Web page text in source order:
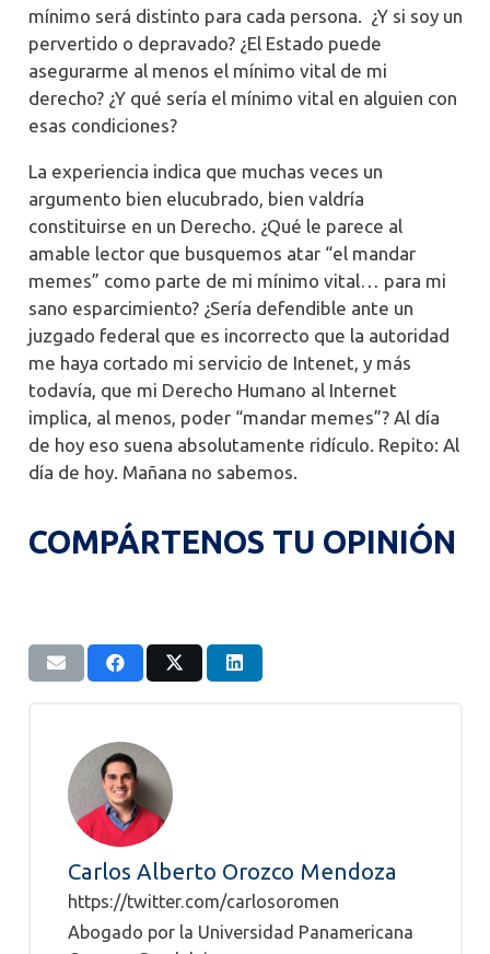
mínimo será distinto para cada persona. ¿Y si soy un
pervertido o depravado? ¿El Estado puede
asegurarme al menos el mínimo vital de mi
derecho? ¿Y qué sería el mínimo vital en alguien con
esas condiciones?
La experiencia indica que muchas veces un
argumento bien elucubrado, bien valdría
constituirse en un Derecho. ¿Qué le parece al
amable lector que busquemos atar “el mandar
memes” como parte de mi mínimo vital… para mi
sano esparcimiento? ¿Sería defendible ante un
juzgado federal que es incorrecto que la autoridad
me haya cortado mi servicio de Intenet, y más
todavía, que mi Derecho Humano al Internet
implica, al menos, poder “mandar memes”? Al día
de hoy eso suena absolutamente ridículo. Repito: Al
día de hoy. Mañana no sabemos.
COMPÁRTENOS TU OPINIÓN
Carlos Alberto Orozco Mendoza
https://twitter.com/carlosoromen
Abogado por la Universidad Panamericana